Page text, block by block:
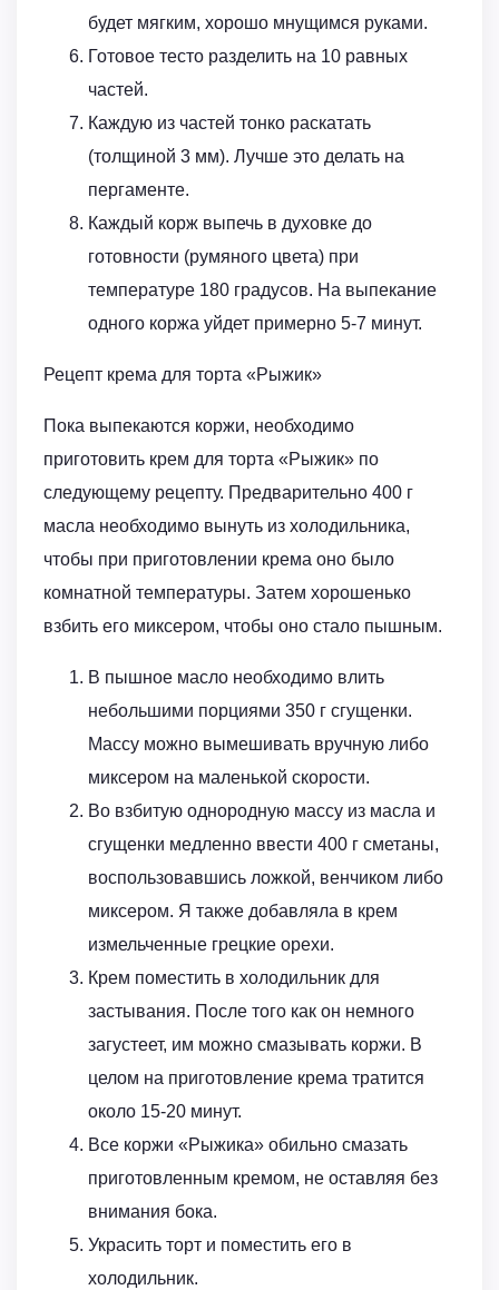
будет мягким, хорошо мнущимся руками.
Готовое тесто разделить на 10 равных
частей.
Каждую из частей тонко раскатать
(толщиной 3 мм). Лучше это делать на
пергаменте.
Каждый корж выпечь в духовке до
готовности (румяного цвета) при
температуре 180 градусов. На выпекание
одного коржа уйдет примерно 5-7 минут.
Рецепт крема для торта «Рыжик»
Пока выпекаются коржи, необходимо
приготовить крем для торта «Рыжик» по
следующему рецепту. Предварительно 400 г
масла необходимо вынуть из холодильника,
чтобы при приготовлении крема оно было
комнатной температуры. Затем хорошенько
взбить его миксером, чтобы оно стало пышным.
В пышное масло необходимо влить
небольшими порциями 350 г сгущенки.
Массу можно вымешивать вручную либо
миксером на маленькой скорости.
Во взбитую однородную массу из масла и
сгущенки медленно ввести 400 г сметаны,
воспользовавшись ложкой, венчиком либо
миксером. Я также добавляла в крем
измельченные грецкие орехи.
Крем поместить в холодильник для
застывания. После того как он немного
загустеет, им можно смазывать коржи. В
целом на приготовление крема тратится
около 15-20 минут.
Все коржи «Рыжика» обильно смазать
приготовленным кремом, не оставляя без
внимания бока.
Украсить торт и поместить его в
холодильник.